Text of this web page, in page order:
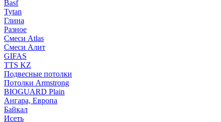
Basf
Tytan
Глина
Разное
Смеси Atlas
Смеси Алит
GIFAS
TTS KZ
Подвесные потолки
Потолки Armstrong
BIOGUARD Plain
Ангара, Европа
Байкал
Исеть